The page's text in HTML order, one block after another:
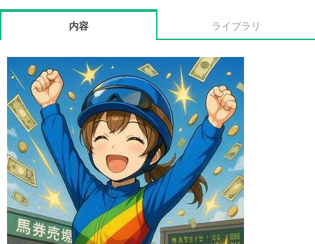
内容 ライブラリ